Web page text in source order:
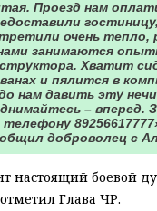
Проезд нам
гостиницу,
очень тепло,
занимаются
Хватит
и пялится в
нам давить эту
– вперед.
телефону
доброволец с
настоящий боевой
Глава ЧР.